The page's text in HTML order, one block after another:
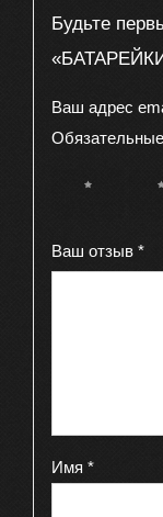
Будьте
Ваш адрес
1 из 5
2
Ваш отзыв *
Имя *